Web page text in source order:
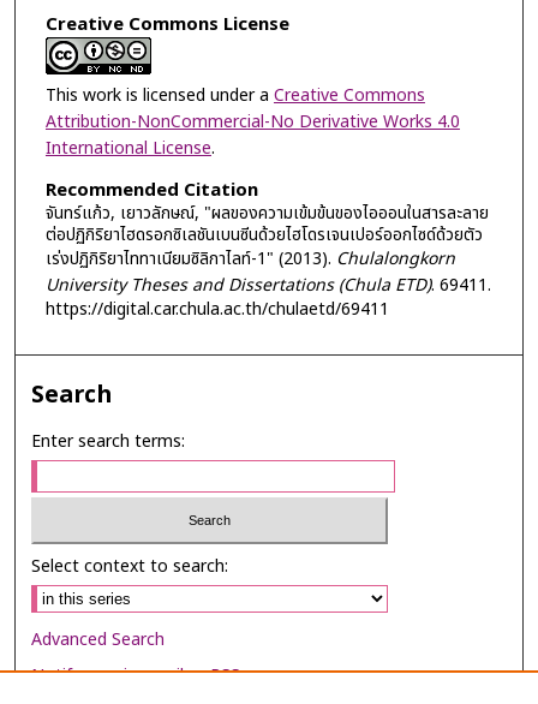
Creative Commons License
This work is licensed under a Creative Commons
Attribution-NonCommercial-No Derivative Works 4.0
International License.
Recommended Citation
จันทร์แก้ว, เยาวลักษณ์, "ผลของความเข้มข้นของไอออนในสารละลาย
ต่อปฏิกิริยาไฮดรอกซิเลชันเบนซีนด้วยไฮโดรเจนเปอร์ออกไซด์ด้วยตัว
เร่งปฏิกิริยาไททาเนียมซิลิกาไลท์-1" (2013). Chulalongkorn
University Theses and Dissertations (Chula ETD). 69411.
https://digital.car.chula.ac.th/chulaetd/69411
Search
Enter search terms:
Select context to search:
Advanced Search
Notify me via email orRSS